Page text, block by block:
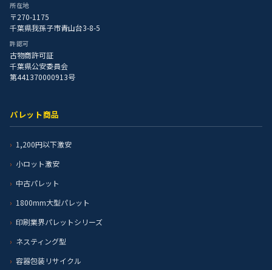
所在地
〒270-1175
千葉県我孫子市青山台3-8-5
許認可
古物商許可証
千葉県公安委員会
第441370000913号
パレット商品
1,200円以下激安
小ロット激安
中古パレット
1800mm大型パレット
印刷業界パレットシリーズ
ネスティング型
容器包装リサイクル